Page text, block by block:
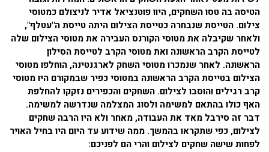
הטיסה בה טסו השחקים, היוו פוטנציאל אדיר לניצולם כמטוסי
צילום. הטייסת שנבחרה כטייסת הצילום היתה טייסת ה"עטלף",
ולאחר שקיבלה את מטוסי הקורנס העבירה את מטוסי הצילום שלה
לטייסת הקרב הראשונה ואת מטוסי הקרב לטייסת הסילון
הראשונה. לאחר שנמכרו מטוסי השחק לארגנטינה, הוחלפו מטוסי
הצילום בטייסת הקרב הראשונה במטוסי כפיר שבמקורם היו מטוסי
קרב רגילים והוסבו לצילום. השחקים והכפירים נזקקו להחלפת
האף כולו בהתאם למשימה ולסוג המצלמה שנדרשה למשימה.
דבר זה סירבל מאד את העבודה, מאחר ולא היו הרבה שחקים
לצילום, כפי שתקראו בהמשך. ממה שידוע עד היום היו בחיל האויר
לפחות שישה שחקים לצילום והרי הם לפניכם: